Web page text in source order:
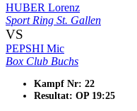
HUBER Lorenz
Sport Ring St. Gallen
VS
PEPSHI Mic
Box Club Buchs
Kampf Nr: 22
Resultat: OP 19:25